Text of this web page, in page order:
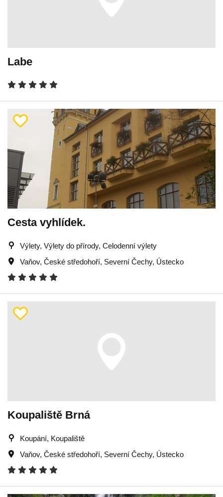
Labe
Cesta vyhlídek.
Výlety, Výlety do přírody, Celodenní výlety
Vaňov, České středohoří, Severní Čechy, Ústecko
Koupaliště Brná
Koupání, Koupaliště
Vaňov, České středohoří, Severní Čechy, Ústecko